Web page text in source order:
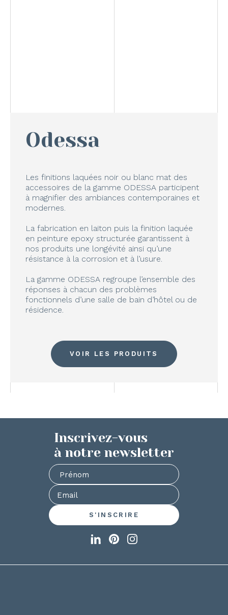
Odessa
Les finitions laquées noir ou blanc mat des
accessoires de la gamme ODESSA participent
à magnifier des ambiances contemporaines et
modernes.
La fabrication en laiton puis la finition laquée
en peinture epoxy structurée garantissent à
nos produits une longévité ainsi qu’une
résistance à la corrosion et à l’usure.
La gamme ODESSA regroupe l’ensemble des
réponses à chacun des problèmes
fonctionnels d’une salle de bain d’hôtel ou de
résidence.
VOIR LES PRODUITS
Inscrivez-vous
à notre newsletter